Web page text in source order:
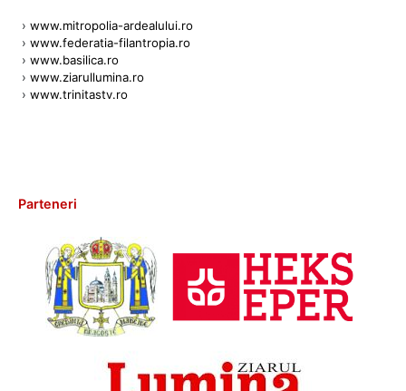
› www.mitropolia-ardealului.ro
› www.federatia-filantropia.ro
› www.basilica.ro
› www.ziarullumina.ro
› www.trinitastv.ro
Parteneri